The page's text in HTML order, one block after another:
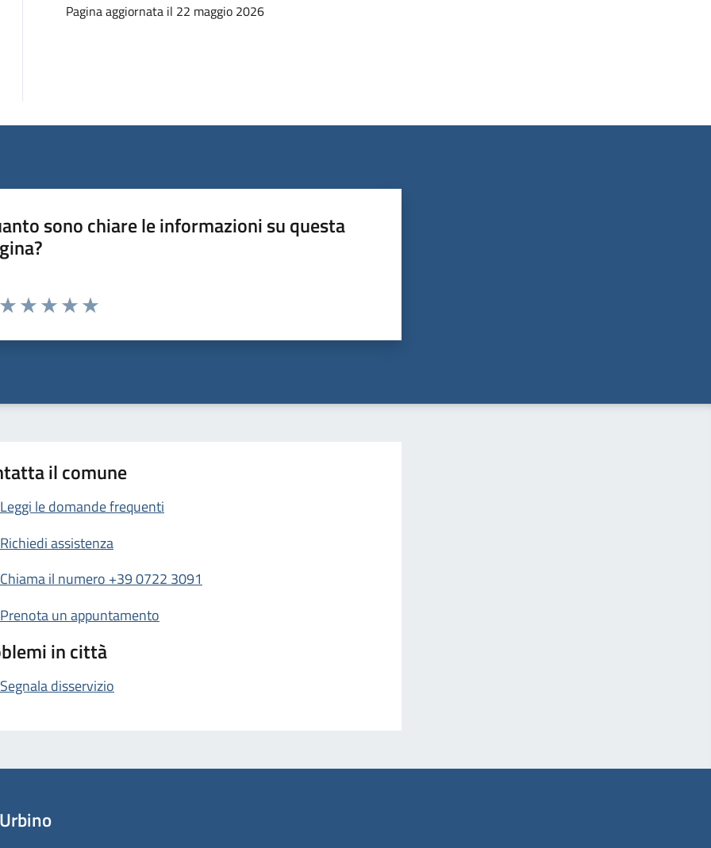
Pagina aggiornata il 22 maggio 2026
sono chiare le informazioni su questa
da 1 a 5 stelle la pagina
il comune
Leggi le domande frequenti
Richiedi assistenza
Chiama il numero +39 0722 3091
Prenota un appuntamento
in città
Segnala disservizio